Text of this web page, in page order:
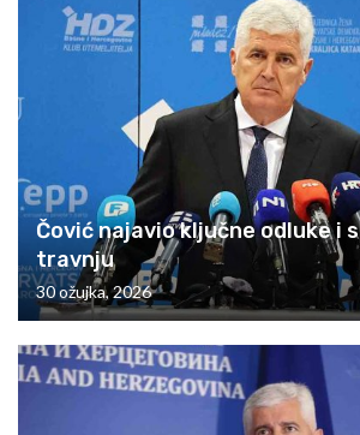
Čović najavio ključne odluke i
travnju
30 ožujka, 2026